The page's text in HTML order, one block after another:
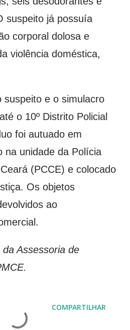
suspeito já possuía
corporal dolosa e
violência doméstica,
suspeito e o simulacro
o 10º Distrito Policial
foi autuado em
na unidade da Polícia
(PCCE) e colocado
Os objetos
ao
Assessoria de
COMPARTILHAR